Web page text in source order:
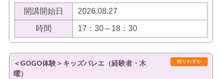
開講開始日 2026.08.27
時間 17：30～18：30
残りわずか
＜GOGO体験＞キッズバレエ（経験者・木
曜）